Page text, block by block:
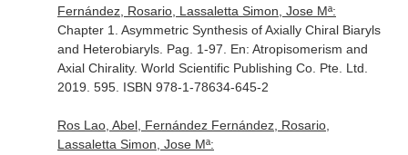
Fernández, Rosario, Lassaletta Simon, Jose Mª:
Chapter 1. Asymmetric Synthesis of Axially Chiral Biaryls
and Heterobiaryls. Pag. 1-97. En: Atropisomerism and
Axial Chirality. World Scientific Publishing Co. Pte. Ltd.
2019. 595. ISBN 978-1-78634-645-2
Ros Lao, Abel, Fernández Fernández, Rosario,
Lassaletta Simon, Jose Mª: